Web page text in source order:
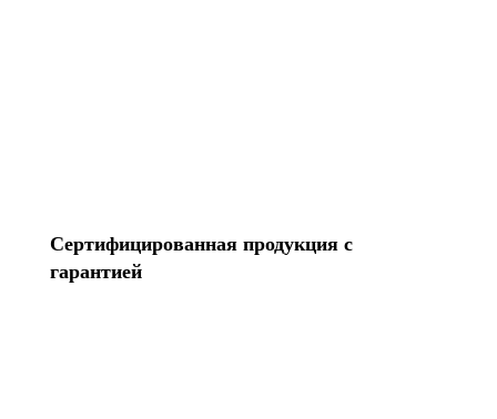
Сертифицированная продукция с
гарантией